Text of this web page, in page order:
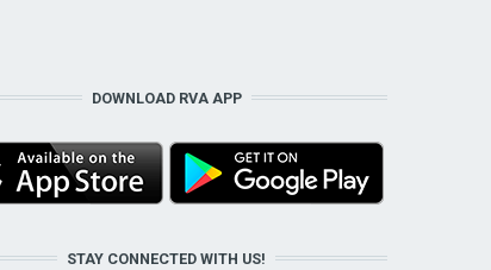
DOWNLOAD RVA APP
STAY CONNECTED WITH US!